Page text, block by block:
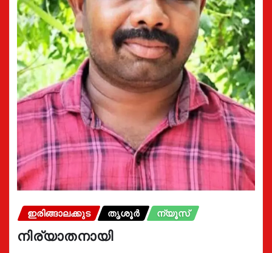
ഇരിങ്ങാലക്കുട തൃശൂർ ന്യൂസ്
നിര്യാതനായി